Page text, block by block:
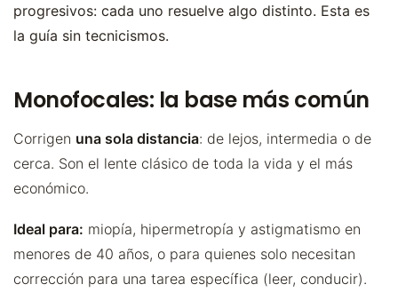
progresivos: cada uno resuelve algo distinto. Esta es
la guía sin tecnicismos.
Monofocales: la base más común
Corrigen una sola distancia: de lejos, intermedia o de
cerca. Son el lente clásico de toda la vida y el más
económico.
Ideal para: miopía, hipermetropía y astigmatismo en
menores de 40 años, o para quienes solo necesitan
corrección para una tarea específica (leer, conducir).